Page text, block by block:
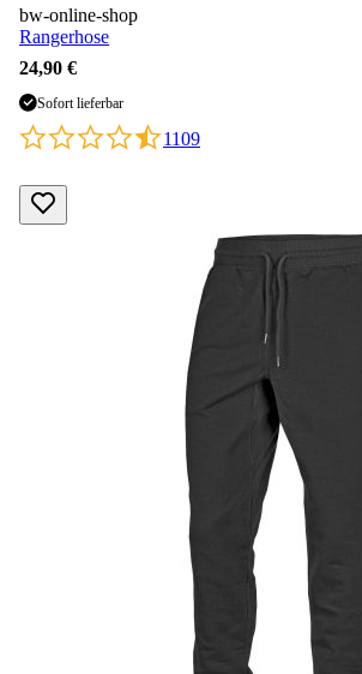
bw-online-shop
Rangerhose
24,90 €
Sofort lieferbar
1109